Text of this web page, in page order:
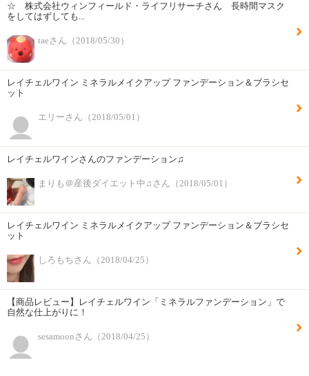
☆ 株式会社ウィンフィールド・ライフリサーチさん 長時間マスク
をしてはずしても...
taeさん（2018/05/30）
レイチェルワイン ミネラルメイクアップ ファンデーション＆ブラシセ
ット
エリーさん（2018/05/01）
レイチェルワインさんのファンデーション♫
まりも＠産後ダイエット中♫さん（2018/05/01）
レイチェルワイン ミネラルメイクアップ ファンデーション＆ブラシセ
ット
しろもちさん（2018/04/25）
【商品レビュー】レイチェルワイン「ミネラルファンデーション」で
自然な仕上がりに！
sesamoonさん（2018/04/25）